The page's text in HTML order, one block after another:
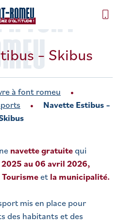
FONT
– Skibus
à font romeu
Navette Estibus –
navette gratuitequi
au 06 avril 2026,
et la municipalité.
mis en place pour
des habitants et des